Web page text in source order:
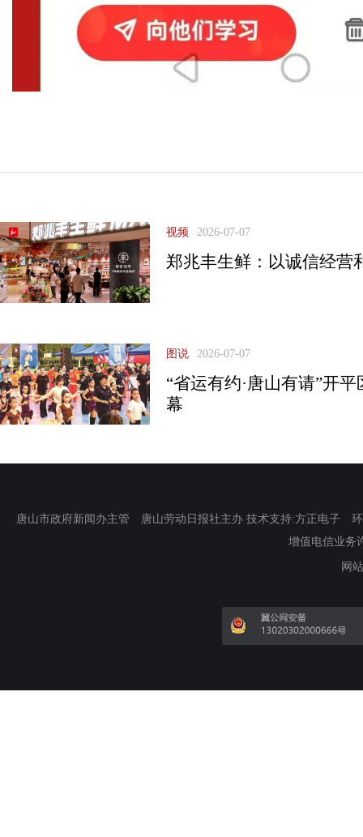
视频 2026-07-07
郑兆丰生鲜：以诚信经营
图说 2026-07-07
“省运有约·唐山有请”开
幕
唐山市政府新闻办主管 唐山劳动日报社主办 技术支持:方正电子
增值电信业务
网